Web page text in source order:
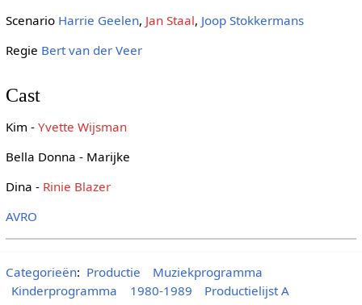
Scenario Harrie Geelen, Jan Staal, Joop Stokkermans
Regie Bert van der Veer
Cast
Kim - Yvette Wijsman
Bella Donna - Marijke
Dina - Rinie Blazer
AVRO
Categorieën: Productie
Muziekprogramma
Kinderprogramma
1980-1989 Productielijst A